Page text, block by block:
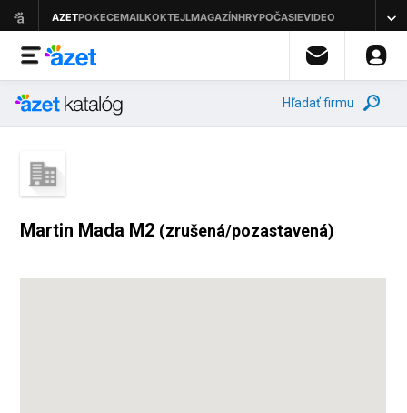
Hľadať firmu
Martin Mada M2 (zrušená/pozastavená)